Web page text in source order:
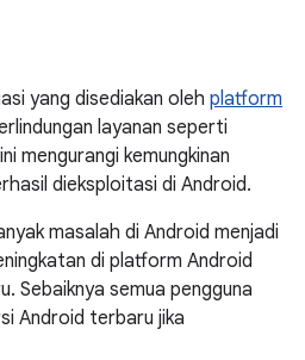
yang disediakan oleh platform
layanan seperti
mengurangi kemungkinan
dieksploitasi di Android.
masalah di Android menjadi
di platform Android
Sebaiknya semua pengguna
Android terbaru jika